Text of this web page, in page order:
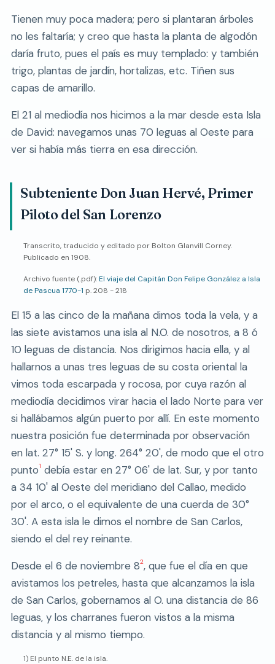
Tienen muy poca madera; pero si plantaran árboles
no les faltaría; y creo que hasta la planta de algodón
daría fruto, pues el país es muy templado: y también
trigo, plantas de jardín, hortalizas, etc. Tiñen sus
capas de amarillo.
El 21 al mediodía nos hicimos a la mar desde esta Isla
de David: navegamos unas 70 leguas al Oeste para
ver si había más tierra en esa dirección.
Subteniente Don Juan Hervé, Primer
Piloto del San Lorenzo
Transcrito, traducido y editado por Bolton Glanvill Corney.
Publicado en 1908.
Archivo fuente (.pdf):El viaje del Capitán Don Felipe González a Isla
de Pascua 1770-1 p. 208 - 218
El 15 a las cinco de la mañana dimos toda la vela, y a
las siete avistamos una isla al N.O. de nosotros, a 8 ó
10 leguas de distancia. Nos dirigimos hacia ella, y al
hallarnos a unas tres leguas de su costa oriental la
vimos toda escarpada y rocosa, por cuya razón al
mediodía decidimos virar hacia el lado Norte para ver
si hallábamos algún puerto por allí. En este momento
nuestra posición fue determinada por observación
en lat. 27° 15' S. y long. 264° 20', de modo que el otro
punto1 debía estar en 27° 06' de lat. Sur, y por tanto
a 34 10' al Oeste del meridiano del Callao, medido
por el arco, o el equivalente de una cuerda de 30°
30'. A esta isla le dimos el nombre de San Carlos,
siendo el del rey reinante.
Desde el 6 de noviembre 82, que fue el día en que
avistamos los petreles, hasta que alcanzamos la isla
de San Carlos, gobernamos al O. una distancia de 86
leguas, y los charranes fueron vistos a la misma
distancia y al mismo tiempo.
1) El punto N.E. de la isla.